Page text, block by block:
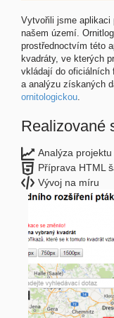
Vytvořili jsme aplikaci
našem území.
prostřednoctvím této
kvadráty, ve kterých
vkládají do oficiálních
a analýzu získaných
ornitologickou.
Realizované
Analýza projektu
Příprava HTML
Vývoj na míru